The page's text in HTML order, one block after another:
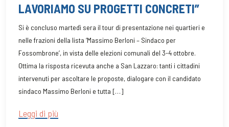
LAVORIAMO SU PROGETTI CONCRETI”
Si è concluso martedì sera il tour di presentazione nei quartieri e
nelle frazioni della lista ‘Massimo Berloni – Sindaco per
Fossombrone’, in vista delle elezioni comunali del 3-4 ottobre.
Ottima la risposta ricevuta anche a San Lazzaro: tanti i cittadini
intervenuti per ascoltare le proposte, dialogare con il candidato
sindaco Massimo Berloni e tutta […]
Leggi di più